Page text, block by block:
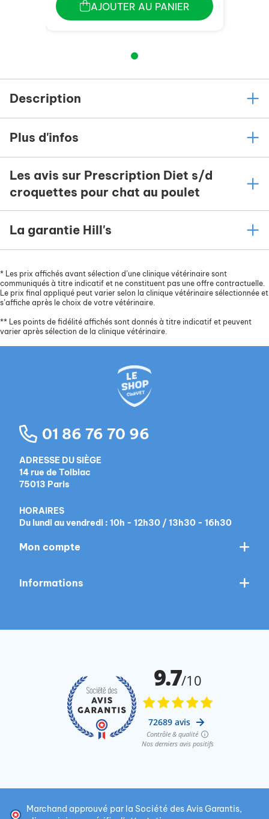
AJOUTER AU PANIER
Description
Plus d'infos
Les avis sur Prescription Diet s/d
croquettes pour chat au poulet
La garantie Hill's
* Les prix affichés avant sélection d’une clinique vétérinaire sont
communiqués à titre indicatif et ne constituent pas une offre contractuelle.
Le prix final appliqué peut varier selon la clinique vétérinaire sélectionnée et
s’affiche après le choix de votre vétérinaire.
** Les points de fidélité affichés sont donnés à titre indicatif et peuvent
varier après sélection de la clinique vétérinaire.
01 86 76 70 96
ADRESSE DU SIÈGE
14 rue de Tolbiac
75013 Paris
HORAIRES
Du lundi au vendredi : 10h - 12h30 / 13h30 - 16h30
Mon compte
Informations
Marchand approuvé par la Société des Avis Garantis,